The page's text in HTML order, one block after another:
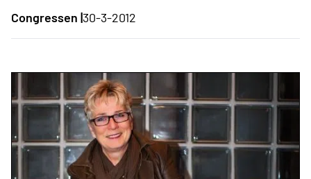
Congressen |30-3-2012